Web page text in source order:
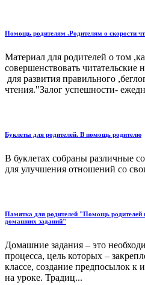
Помощь родителям .Родителям о скорости
Материал для родителей о том
совершенствовать
для развития правильного
чтения."Залог успешности-
Буклеты для родителей. В помощь родителю
В буклетах собраны различные
для улучшения отношений со
Памятка для родителей "Помощь
домашних заданий"
Домашние задания – это
процесса, цель которых –
классе, создание предпосылок к
на уроке. Традиц...